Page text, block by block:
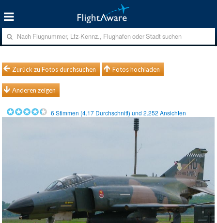
Zurück zu Fotos durchsuchen Fotos hochladen
Anderen zeigen
6 Stimmen (4.17 Durchschnitt) und2.252 Ansichten